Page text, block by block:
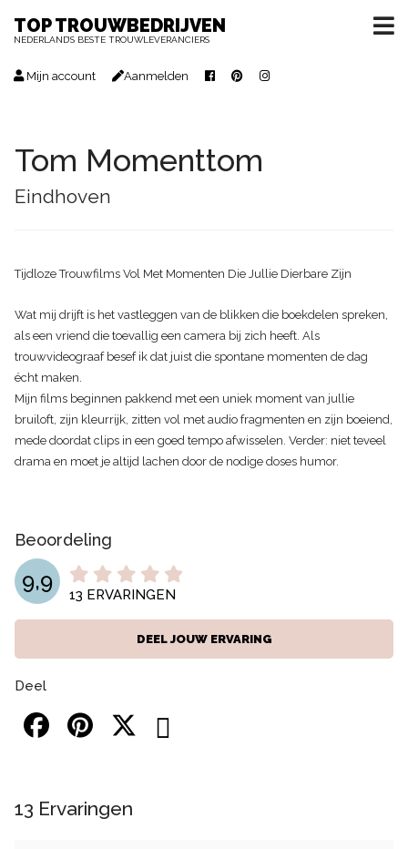
TOP TROUWBEDRIJVEN
NEDERLAND’S BESTE TROUWLEVERANCIERS
Mijn account Aanmelden
Tom Momenttom
Eindhoven
Tijdloze Trouwfilms Vol Met Momenten Die Jullie Dierbare Zijn
Wat mij drijft is het vastleggen van de blikken die boekdelen spreken,
als een vriend die toevallig een camera bij zich heeft. Als
trouwvideograaf besef ik dat juist die spontane momenten de dag
écht maken.
Mijn films beginnen pakkend met een uniek moment van jullie
bruiloft, zijn kleurrijk, zitten vol met audio fragmenten en zijn boeiend,
mede doordat clips in een goed tempo afwisselen. Verder: niet teveel
drama en moet je altijd lachen door de nodige doses humor.
Beoordeling
9,9
13 ERVARINGEN
DEEL JOUW ERVARING
Deel
13 Ervaringen